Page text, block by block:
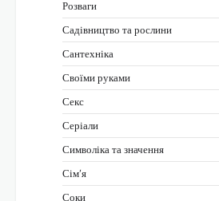
Розваги
Садівництво та рослини
Сантехніка
Своїми руками
Секс
Серіали
Символіка та значення
Сім’я
Соки